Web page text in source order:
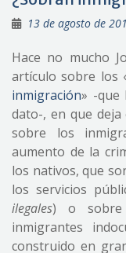
13 de agosto de
Hace no mucho
artículo sobre los
inmigración» -que
dato-, en que deja
sobre los
aumento de la
los nativos, que
los servicios
ilegales) o sobre
inmigrantes
construido en